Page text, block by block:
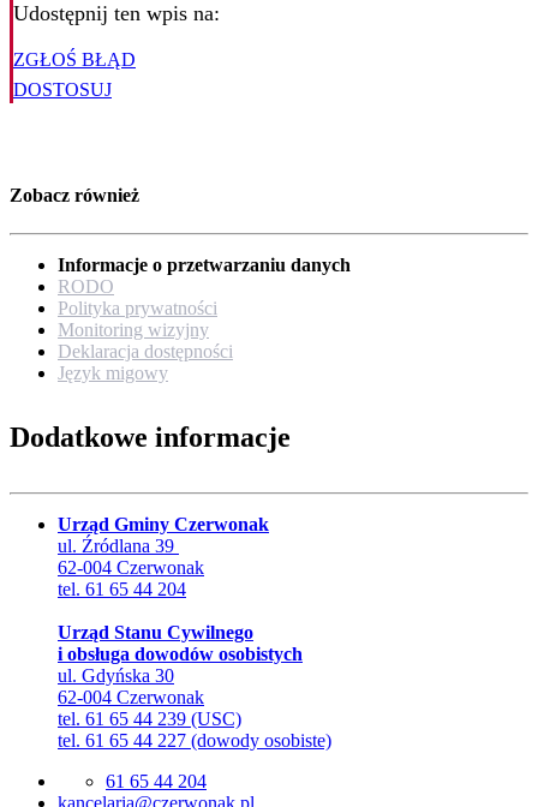
Udostępnij ten wpis na:
ZGŁOŚ BŁĄD
DOSTOSUJ
Zobacz również
Informacje o przetwarzaniu danych
RODO
Polityka prywatności
Monitoring wizyjny
Deklaracja dostępności
Język migowy
Dodatkowe informacje
Urząd Gminy Czerwonak
ul. Źródlana 39
62-004 Czerwonak
tel. 61 65 44 204
Urząd Stanu Cywilnego
i obsługa dowodów osobistych
ul. Gdyńska 30
62-004 Czerwonak
tel. 61 65 44 239 (USC)
tel. 61 65 44 227 (dowody osobiste)
61 65 44 204